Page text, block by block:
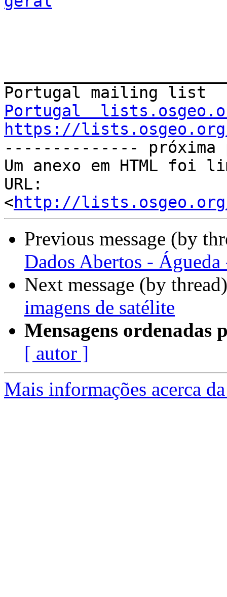
Portugal
https://
--------------
Um anexo em HTML foi
URL:
<http://lists.osgeo.org/
Previous message (by
Dados Abertos -
Next message (by
imagens de satélite
Mensagens ordenadas
[ autor ]
Mais informações acerca